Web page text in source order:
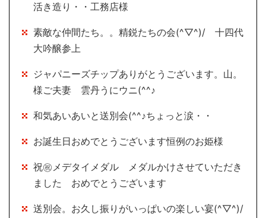
活き造り・・工務店様
素敵な仲間たち。。精鋭たちの会(^▽^)/ 十四代
大吟醸参上
ジャパニーズチップありがとうございます。山。
様ご夫妻 雲丹うにウニ(^^♪
和気あいあいと送別会(^^♪ちょっと涙・・
お誕生日おめでとうございます恒例のお姫様
祝㊗メデタイメダル メダルかけさせていただき
ました おめでとうございます
送別会。お久し振りがいっぱいの楽しい宴(^▽^)/